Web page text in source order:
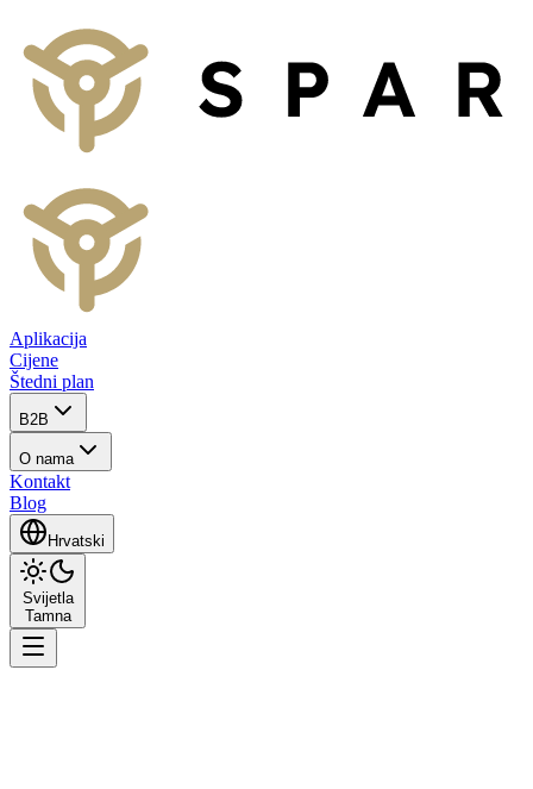
Aplikacija
Cijene
Štedni plan
B2B
O nama
Kontakt
Blog
Hrvatski
Svijetla
Tamna